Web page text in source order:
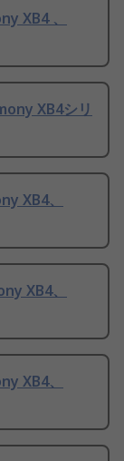
XB4 、
XB4シリ
XB4、
XB4、
XB4、